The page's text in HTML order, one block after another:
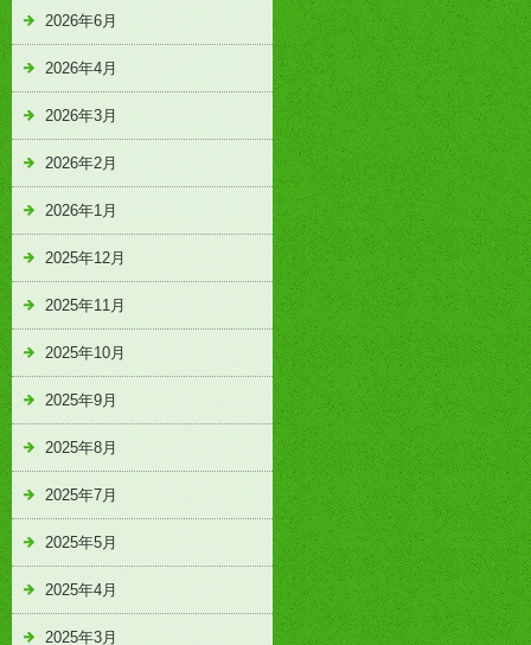
2026年6月
2026年4月
2026年3月
2026年2月
2026年1月
2025年12月
2025年11月
2025年10月
2025年9月
2025年8月
2025年7月
2025年5月
2025年4月
2025年3月